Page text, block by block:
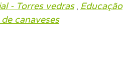
- Torres vedras, Educação
canaveses